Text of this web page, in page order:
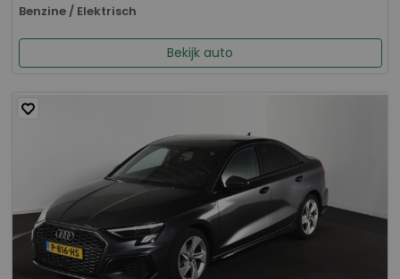
Benzine / Elektrisch
Bekijk auto